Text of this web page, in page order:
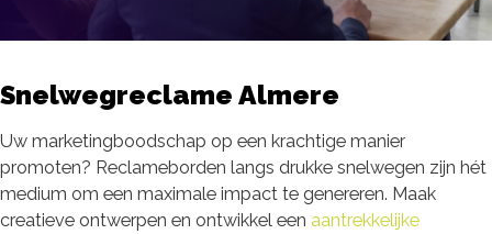
Snelwegreclame Almere
Uw marketingboodschap op een krachtige manier
promoten? Reclameborden langs drukke snelwegen zijn hét
medium om een maximale impact te genereren. Maak
creatieve ontwerpen en ontwikkel een aantrekkelijke